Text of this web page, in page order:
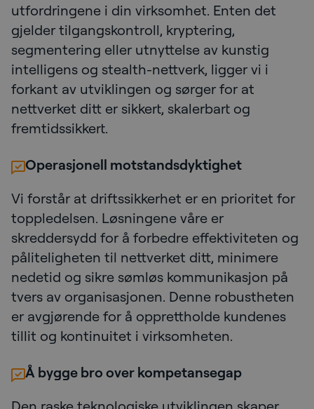
utfordringene i din virksomhet. Enten det
gjelder tilgangskontroll, kryptering,
segmentering eller utnyttelse av kunstig
intelligens og stealth-nettverk, ligger vi i
forkant av utviklingen og sørger for at
nettverket ditt er sikkert, skalerbart og
fremtidssikkert.
Operasjonell motstandsdyktighet
Vi forstår at driftssikkerhet er en prioritet for
toppledelsen. Løsningene våre er
skreddersydd for å forbedre effektiviteten og
påliteligheten til nettverket ditt, minimere
nedetid og sikre sømløs kommunikasjon på
tvers av organisasjonen. Denne robustheten
er avgjørende for å opprettholde kundenes
tillit og kontinuitet i virksomheten.
Å bygge bro over kompetansegap